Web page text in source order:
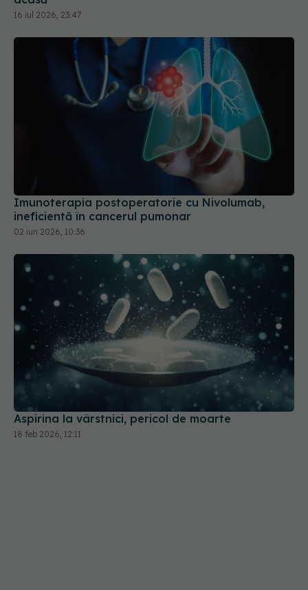
Imunoterapia postoperatorie cu Nivolumab,
02 iun 2026, 10:36
Aspirina la vârstnici, pericol de moarte